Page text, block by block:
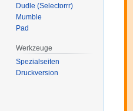
Dudle (Selectorrr)
Mumble
Pad
Werkzeuge
Spezialseiten
Druckversion